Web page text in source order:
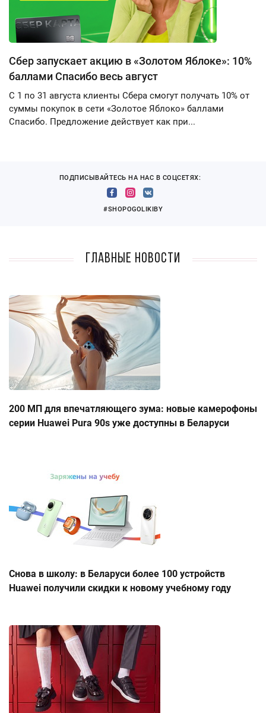
Сбер запускает акцию в «Золотом Яблоке»: 10%
баллами Спасибо весь август
С 1 по 31 августа клиенты Сбера смогут получать 10% от
суммы покупок в сети «Золотое Яблоко» баллами
Спасибо. Предложение действует как при...
ПОДПИСЫВАЙТЕСЬ НА НАС В СОЦСЕТЯХ:
#SHOPOGOLIKIBY
Главные новости
200 МП для впечатляющего зума: новые камерофоны
серии Huawei Pura 90s уже доступны в Беларуси
Снова в школу: в Беларуси более 100 устройств
Huawei получили скидки к новому учебному году